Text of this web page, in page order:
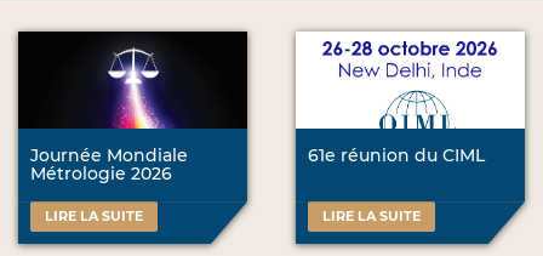
Journée Mondiale
Métrologie 2026
LIRE LA SUITE
61e réunion du CIML
LIRE LA SUITE